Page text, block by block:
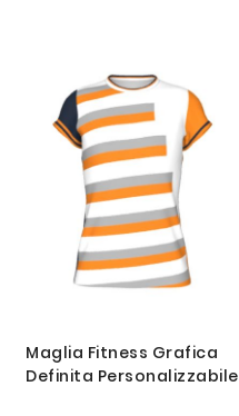
Maglia Fitness Grafica
Definita Personalizzabile